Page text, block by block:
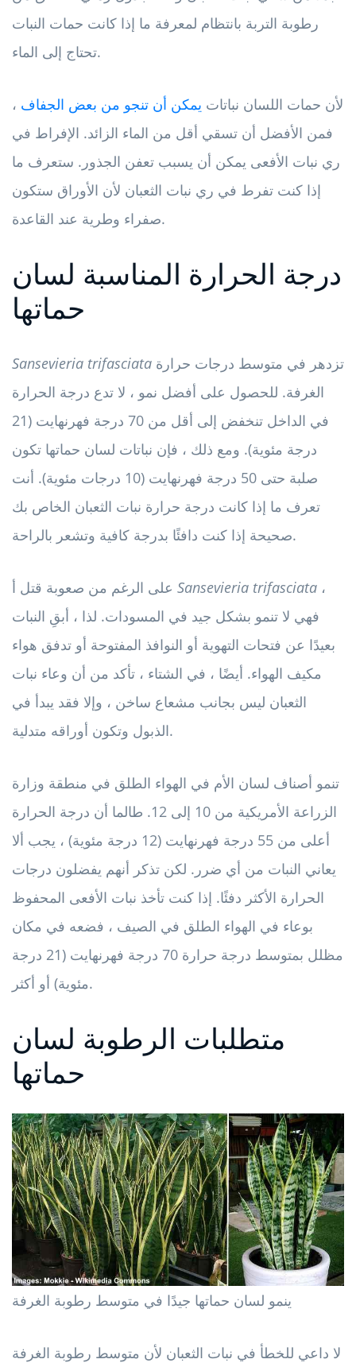
رطوبة التربة بانتظام لمعرفة ما إذا كانت حمات النبات
تحتاج إلى الماء.
لأن حمات اللسان نباتات يمكن أن تنجو من بعض الجفاف ،
فمن الأفضل أن تسقي أقل من الماء الزائد. الإفراط في
ري نبات الأفعى يمكن أن يسبب تعفن الجذور. ستعرف ما
إذا كنت تفرط في ري نبات الثعبان لأن الأوراق ستكون
صفراء وطرية عند القاعدة.
درجة الحرارة المناسبة لسان
حماتها
Sansevieria trifasciata
الغرفة. للحصول على أفضل نمو ، لا تدع درجة الحرارة
في الداخل تنخفض إلى أقل من 70 درجة فهرنهايت (21
درجة مئوية). ومع ذلك ، فإن نباتات لسان حماتها تكون
صلبة حتى 50 درجة فهرنهايت (10 درجات مئوية). أنت
تعرف ما إذا كانت درجة حرارة نبات الثعبان الخاص بك
صحيحة إذا كنت دافئًا بدرجة كافية وتشعر بالراحة.
Sansevieria trifasciata ،
فهي لا تنمو بشكل جيد في المسودات. لذا ، أبقِ النبات
بعيدًا عن فتحات التهوية أو النوافذ المفتوحة أو تدفق هواء
مكيف الهواء. أيضًا ، في الشتاء ، تأكد من أن وعاء نبات
الثعبان ليس بجانب مشعاع ساخن ، وإلا فقد يبدأ في
الذبول وتكون أوراقه متدلية.
تنمو أصناف لسان الأم في الهواء الطلق في منطقة وزارة
الزراعة الأمريكية من 10 إلى 12. طالما أن درجة الحرارة
أعلى من 55 درجة فهرنهايت (12 درجة مئوية) ، يجب ألا
يعاني النبات من أي ضرر. لكن تذكر أنهم يفضلون درجات
الحرارة الأكثر دفئًا. إذا كنت تأخذ نبات الأفعى المحفوظ
بوعاء في الهواء الطلق في الصيف ، فضعه في مكان
مظلل بمتوسط ​​درجة حرارة 70 درجة فهرنهايت (21 درجة
مئوية) أو أكثر.
متطلبات الرطوبة لسان
حماتها
ينمو لسان حماتها جيدًا في متوسط ​​رطوبة الغرفة
لا داعي للخطأ في نبات الثعبان لأن متوسط ​​رطوبة الغرفة